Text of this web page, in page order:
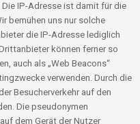
IP-Adresse ist damit für die
bemühen uns nur solche
die IP-Adresse lediglich
können ferner so
auch als „Web Beacons“
verwenden. Durch die
Besucherverkehr auf den
Die pseudonymen
dem Gerät der Nutzer